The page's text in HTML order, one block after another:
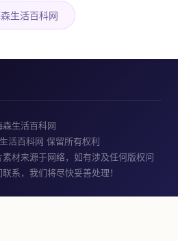
生活百科网
森生活百科网
活百科网 保留所有权利
材来源于网络，如有涉及任何版权问
系，我们将尽快妥善处理！